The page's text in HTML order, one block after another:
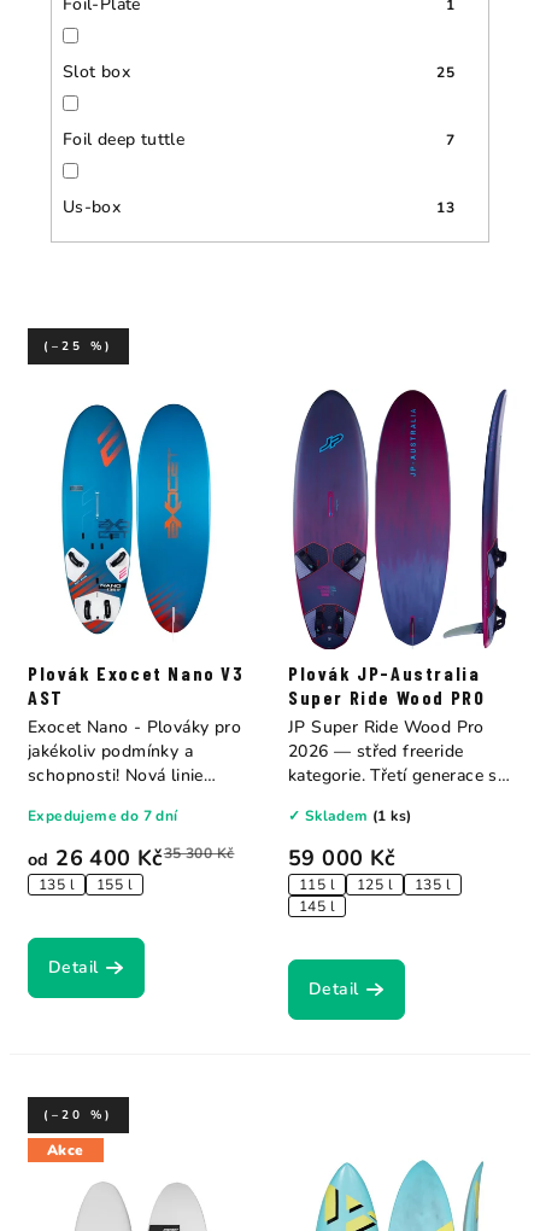
1
Slot box 25
Foil deep tuttle 7
Us-box 13
Plovák Exocet Nano V3
AST
od 26 400 Kč35 300 Kč
(–25 %)
135 l 155 l
Expedujeme do 7 dní
Detail
Exocet Nano - Plováky pro
jakékoliv podmínky a
schopnosti! Nová linie
Plovák JP-Australia
Super Ride Wood PRO
59 000 Kč
115 l 125 l
135 l
145 l
✓ Skladem (1 ks)
Detail
JP Super Ride Wood Pro
2026 — střed freeride
kategorie. Třetí generace s
Akce
(–20 %)